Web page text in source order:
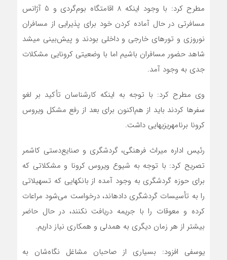
مطرح کرد: با وجود اینکه 8 اقامتگاه بوم‌گردی و 5 آژانس
مسافرتی در حال آماده کردن خود برای پذیرایی از مسافران
نوروزی و تورهای خارجی و داخلی بودند و پیش‌بینی می‎شد
شاهد حضور مسافران باشیم اما با وضعیتی کرونایی مشکلات
جدی به وجود آمد.
وی مطرح کرد: با توجه به این‏که کارشناسان تأکید بر لغو
سفرها کردند باید از هم‌اکنون برای بعد از رفع مشکل ویروس
کرونا برنامه‎ریزی‎هایی داشت.
رئیس اداره میراث فرهنگی، گردشگری و صنایع‌دستی کاشمر
تصریح کرد: با توجه به شیوع ویروس کرونا و مشکلاتی که
برای حوزه گردشگری به وجود آمده از بانک‎هایی که تسهیلاتی
را به تأسیسات گردشگری داده‎اند، درخواست می‌شود مراعات
کرده و معوقات را با جریمه دریافت نکنند، در حال حاضر
بیشتر از هر زمان دیگری به همدلی و همکاری نیاز داریم.
یوسفی افزود: بسیاری از صاحبان مشاغل نگاه‌شان به